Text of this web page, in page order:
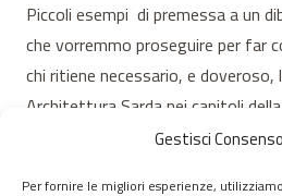
Gestisci
Per fornire le migliori esperienze,
Piccoli esempi di premessa a un
che vorremmo proseguire per far
chi ritiene necessario, e doveroso,
Architettura Sarda nei capitoli